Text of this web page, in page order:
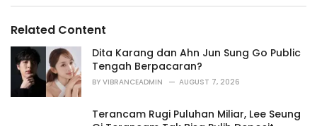
r
i
:Related Content
Dita Karang dan Ahn Jun Sung Go Public
Tengah Berpacaran?
BY VIBRANCEADMIN AUGUST 7, 2026
Terancam Rugi Puluhan Miliar, Lee Seung